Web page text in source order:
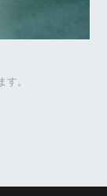
。